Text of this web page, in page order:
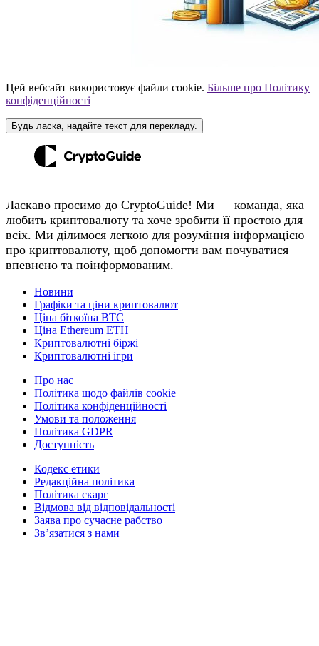
Цей вебсайт використовує файли cookie. Більше про Політику
конфіденційності
Будь ласка, надайте текст для перекладу.
Ласкаво просимо до CryptoGuide! Ми — команда, яка
любить криптовалюту та хоче зробити її простою для
всіх. Ми ділимося легкою для розуміння інформацією
про криптовалюту, щоб допомогти вам почуватися
впевнено та поінформованим.
Новини
Графіки та ціни криптовалют
Ціна біткоїна BTC
Ціна Ethereum ETH
Криптовалютні біржі
Криптовалютні ігри
Про нас
Політика щодо файлів cookie
Політика конфіденційності
Умови та положення
Політика GDPR
Доступність
Кодекс етики
Редакційна політика
Політика скарг
Відмова від відповідальності
Заява про сучасне рабство
Зв’язатися з нами